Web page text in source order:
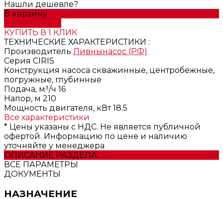
Нашли дешевле?
В корзину
КУПИТЬ В 1 КЛИК
ТЕХНИЧЕСКИЕ ХАРАКТЕРИСТИКИ :
Производитель Ливнынасос (РФ)
Серия CIRIS
Конструкция насоса скважинные, центробежные,
погружные, глубинные
Подача, м³/ч 16
Напор, м 210
Мощность двигателя, кВт 18.5
Все характеристики
* Цены указаны с НДС. Не является публичной
офертой. Информацию по цене и наличию
уточняйте у менеджера
ОПИСАНИЕ РАЗДЕЛА
ВСЕ ПАРАМЕТРЫ
ДОКУМЕНТЫ
НАЗНАЧЕНИЕ